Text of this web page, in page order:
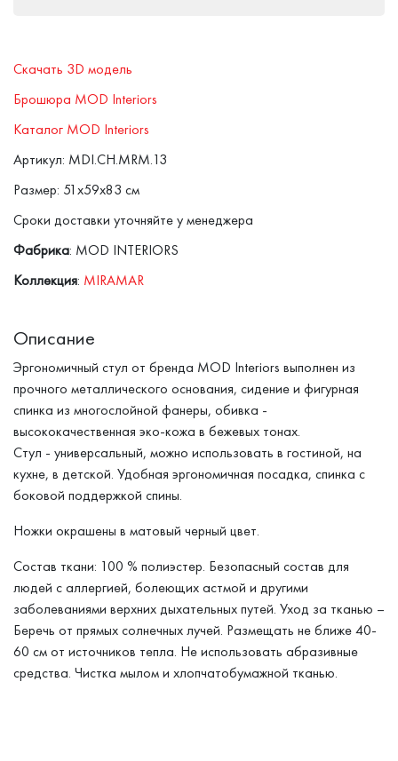
Скачать 3D модель
Брошюра MOD Interiors
Каталог MOD Interiors
Артикул: MDI.CH.MRM.13
Размер: 51x59x83 см
Сроки доставки уточняйте у менеджера
Фабрика: MOD INTERIORS
Коллекция: MIRAMAR
Описание
Эргономичный стул от бренда MOD Interiors выполнен из
прочного металлического основания, сидение и фигурная
спинка из многослойной фанеры, обивка -
высококачественная эко-кожа в бежевых тонах.
Стул - универсальный, можно использовать в гостиной, на
кухне, в детской. Удобная эргономичная посадка, спинка с
боковой поддержкой спины.
Ножки окрашены в матовый черный цвет.
Состав ткани: 100 % полиэстер. Безопасный состав для
людей с аллергией, болеющих астмой и другими
заболеваниями верхних дыхательных путей. Уход за тканью –
Беречь от прямых солнечных лучей. Размещать не ближе 40-
60 см от источников тепла. Не использовать абразивные
средства. Чистка мылом и хлопчатобумажной тканью.